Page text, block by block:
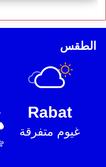
الطقس
Rabat
غيوم متفرقة